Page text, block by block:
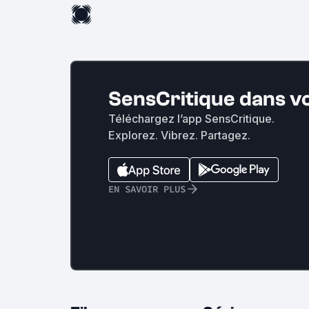
SensCritique dans
Téléchargez l’app SensCritique.
Explorez. Vibrez. Partagez.
EN SAVOIR PLUS